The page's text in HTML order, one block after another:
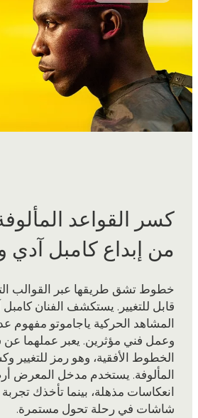
كسر القواعد
من إبداع كامبل آدي
خطوط تشق طريقها عبر القوالب
قابل للتغيير. يستكشف الفنان
المشاهد الحركية ياجاموتو مفهوم
وعمل فني مؤثرين. يعبر عملهما عن
الخطوط الأفقية، وهو رمز للتغيير
المألوفة. يستخدم مدخل المعرض
انعكاسات مذهلة، بينما تأخذك
شاشات في رحلة تحول مستمرة.